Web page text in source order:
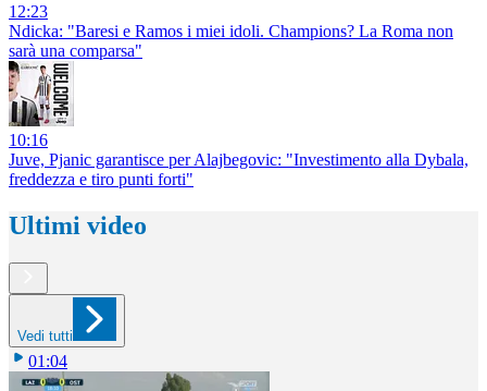
12:23
Ndicka: "Baresi e Ramos i miei idoli. Champions? La Roma non
sarà una comparsa"
10:16
Juve, Pjanic garantisce per Alajbegovic: "Investimento alla Dybala,
freddezza e tiro punti forti"
Ultimi video
Vedi tutti
01:04